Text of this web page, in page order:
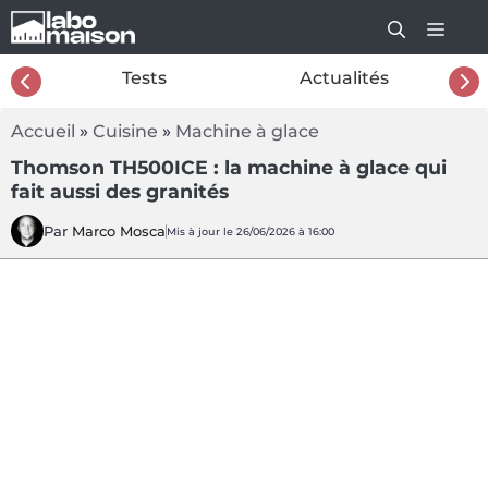
Aller
au
contenu
Tests Actualités
Accueil » Cuisine » Machine à glace
Thomson TH500ICE : la machine à glace qui
fait aussi des granités
Par Marco Mosca Mis à jour le 26/06/2026 à 16:00